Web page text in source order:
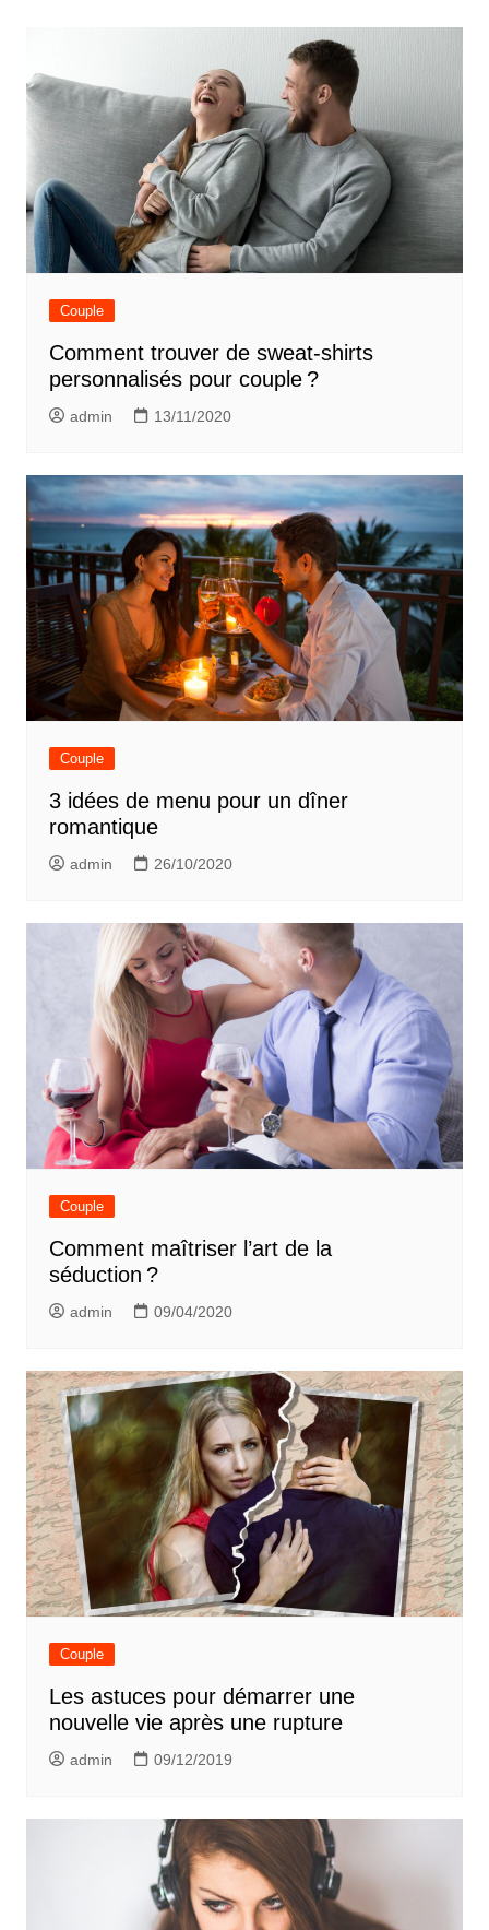
de
l’article
Couple
Comment trouver de sweat-shirts
personnalisés pour couple ?
admin 13/11/2020
Couple
3 idées de menu pour un dîner
romantique
admin 26/10/2020
Couple
Comment maîtriser l’art de la
séduction ?
admin 09/04/2020
Couple
Les astuces pour démarrer une
nouvelle vie après une rupture
admin 09/12/2019